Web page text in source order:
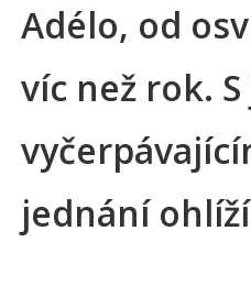
Adélo, od
víc než rok.
jednání